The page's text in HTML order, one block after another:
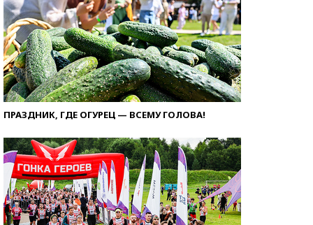
ПРАЗДНИК, ГДЕ ОГУРЕЦ — ВСЕМУ ГОЛОВА!